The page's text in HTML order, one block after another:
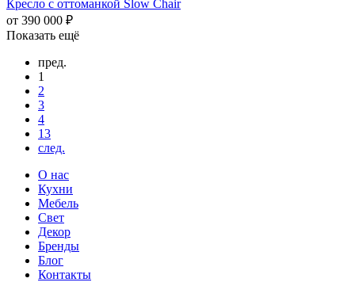
Кресло с оттоманкой Slow Chair
от 390 000 ₽
Показать ещё
пред.
1
2
3
4
13
след.
О нас
Кухни
Мебель
Свет
Декор
Бренды
Блог
Контакты